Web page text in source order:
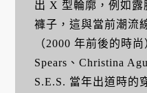
出 X 型輪廓，例如露
褲子，這與當前潮流
（2000 年前後的時
Spears、Christina
S.E.S. 當年出道時的